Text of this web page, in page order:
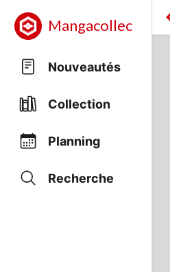
Mangacollec
Nouveautés
Collection
Planning
Recherche